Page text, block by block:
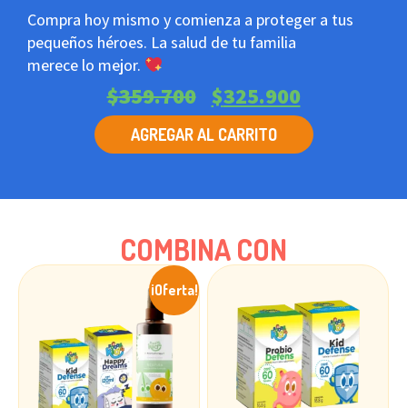
Compra hoy mismo y comienza a proteger a tus
pequeños héroes. La salud de tu familia
merece lo mejor.
$359.700 $325.900
AGREGAR AL CARRITO
COMBINA CON
¡Oferta!